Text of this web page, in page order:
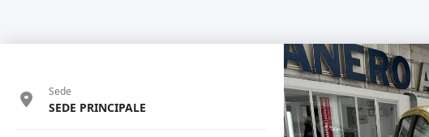
Sede
SEDE PRINCIPALE